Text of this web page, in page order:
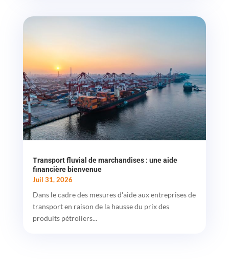
Transport fluvial de marchandises : une aide
financière bienvenue
Juil 31, 2026
Dans le cadre des mesures d'aide aux entreprises de
transport en raison de la hausse du prix des
produits pétroliers...